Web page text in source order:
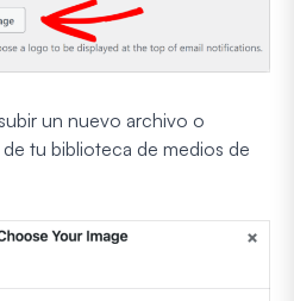
un nuevo archivo o
tu biblioteca de medios de